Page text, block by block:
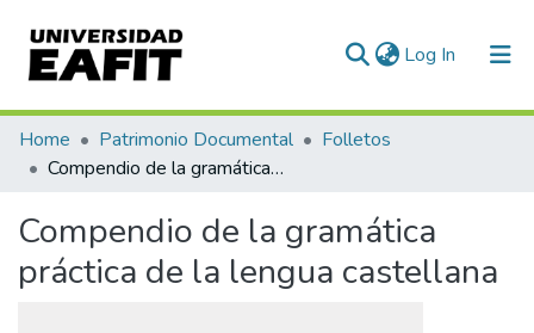
Log In (current)
Communities & Collections
All of DSpace
Statistics
Home Patrimonio Documental
Folletos
Compendio de la gramática práctica de la lengua castellana
Compendio de la gramática
práctica de la lengua castellana